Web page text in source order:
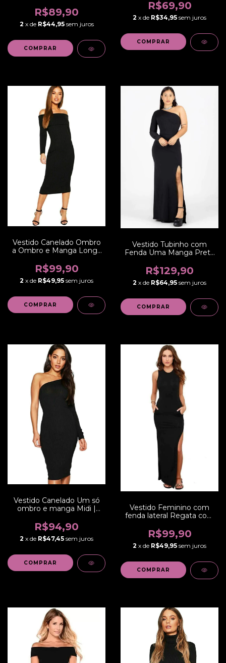
Dia a Dia | REF: STY20
R$89,90
2 x de R$44,95 sem juros
COMPRAR
R$69,90
2 x de R$34,95 sem juros
COMPRAR
Vestido Canelado Ombro
a Ombro e Manga Longa
R$99,90
2 x de R$49,95 sem juros
COMPRAR
Vestido Tubinho com
Fenda Uma Manga Preto
R$129,90
2 x de R$64,95 sem juros
COMPRAR
Vestido Canelado Um só
ombro e manga Midi |
R$94,90
2 x de R$47,45 sem juros
COMPRAR
Vestido Feminino com
fenda lateral Regata com
VRP264
R$99,90
2 x de R$49,95 sem juros
COMPRAR